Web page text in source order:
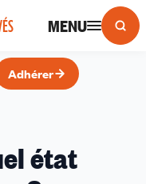
MENU
Adhérer
état